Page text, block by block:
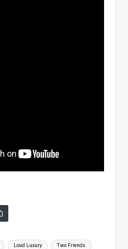
Loud Luxury Two Friends